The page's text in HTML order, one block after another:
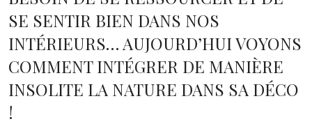
SE SENTIR BIEN DANS NOS
INTÉRIEURS… AUJOURD’HUI VOYONS
COMMENT INTÉGRER DE MANIÈRE
INSOLITE LA NATURE DANS SA DÉCO
!